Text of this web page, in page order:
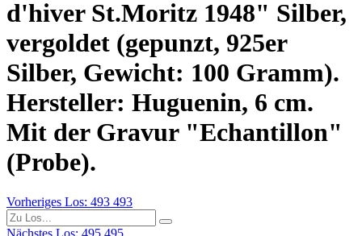
d'hiver St.Moritz 1948" Silber,
vergoldet (gepunzt, 925er
Silber, Gewicht: 100 Gramm).
Hersteller: Huguenin, 6 cm.
Mit der Gravur "Echantillon"
(Probe).
Vorheriges Los: 493 493
Nächstes Los: 495 495